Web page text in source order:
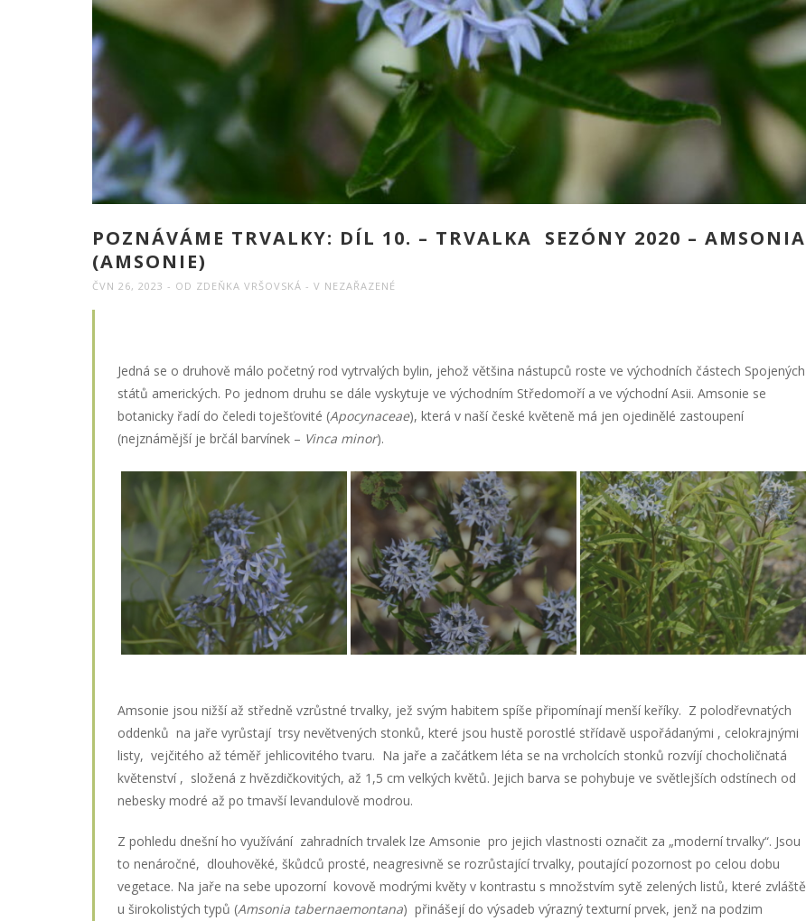
POZNÁVÁME TRVALKY: DÍL 10. – TRVALKA SEZÓNY 2020 – AMSONIA
(AMSONIE)
ČVN 26, 2023 OD ZDEŇKA VRŠOVSKÁ V NEZAŘAZENÉ
Jedná se o druhově málo početný rod vytrvalých bylin, jehož většina nástupců roste ve východních částech Spojených
států amerických. Po jednom druhu se dále vyskytuje ve východním Středomoří a ve východní Asii. Amsonie se
botanicky řadí do čeledi toješťovité (Apocynaceae), která v naší české květeně má jen ojedinělé zastoupení
(nejznámější je brčál barvínek – Vinca minor).
Amsonie jsou nižší až středně vzrůstné trvalky, jež svým habitem spíše připomínají menší keříky. Z polodřevnatých
oddenků na jaře vyrůstají trsy nevětvených stonků, které jsou hustě porostlé střídavě uspořádanými , celokrajnými
listy, vejčitého až téměř jehlicovitého tvaru. Na jaře a začátkem léta se na vrcholcích stonků rozvíjí chocholičnatá
květenství , složená z hvězdičkovitých, až 1,5 cm velkých květů. Jejich barva se pohybuje ve světlejších odstínech od
nebesky modré až po tmavší levandulově modrou.
Z pohledu dnešní ho využívání zahradních trvalek lze Amsonie pro jejich vlastnosti označit za „moderní trvalky“. Jsou
to nenáročné, dlouhověké, škůdců prosté, neagresivně se rozrůstající trvalky, poutající pozornost po celou dobu
vegetace. Na jaře na sebe upozorní kovově modrými květy v kontrastu s množstvím sytě zelených listů, které zvláště
u širokolistých typů (Amsonia tabernaemontana) přinášejí do výsadeb výrazný texturní prvek, jenž na podzim